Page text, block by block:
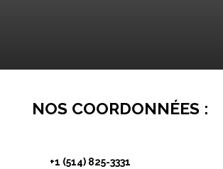
NOS COORDONNÉES :
+1 (514) 825-3331